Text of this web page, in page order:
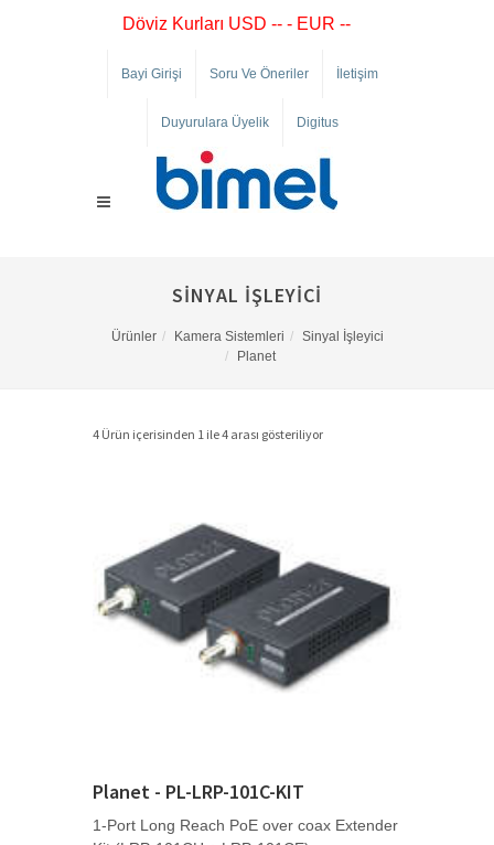
Döviz Kurları USD -- - EUR --
Bayi Girişi Soru Ve Öneriler İletişim
Duyurulara Üyelik Digitus
SINYAL İŞLEYICI
Ürünler Kamera Sistemleri
Sinyal İşleyici
Planet
4 Ürün içerisinden 1 ile 4 arası gösteriliyor
Planet - PL-LRP-101C-KIT
1-Port Long Reach PoE over coax Extender